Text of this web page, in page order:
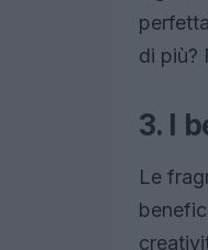
di più?
3. I
Le